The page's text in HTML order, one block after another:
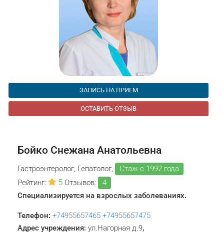
ЗАПИСЬ НА ПРИЕМ
ОСТАВИТЬ ОТЗЫВ
Бойко Снежана Анатольевна
Гастроэнтеролог, Гепатолог,
Стаж с 1992 года
Рейтинг:
5 Отзывов:
4
Специализируется на взрослых заболеваниях.
Телефон: +74955657465 +74955657475
Адрес учреждения: ул.Нагорная д.9,